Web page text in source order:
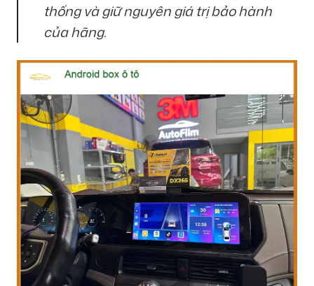
thống và giữ nguyên giá trị bảo hành
của hãng.